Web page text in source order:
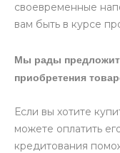
своевременные
вам быть в курсе
Мы рады
приобретения
Если вы хотите
можете оплатить
кредитования